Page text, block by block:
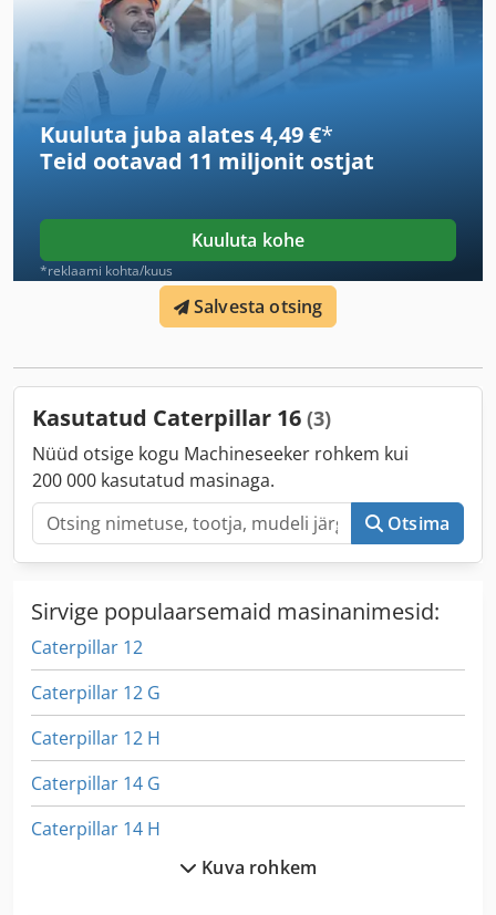
Kuuluta juba alates 4,49 €*
Teid ootavad 11 miljonit ostjat
Kuuluta kohe
*reklaami kohta/kuus
Salvesta otsing
Kasutatud Caterpillar 16 (3)
Nüüd otsige kogu Machineseeker rohkem kui
200 000 kasutatud masinaga.
Otsima
Sirvige populaarsemaid masinanimesid:
Caterpillar 12
Caterpillar 12 G
Caterpillar 12 H
Caterpillar 14 G
Caterpillar 14 H
Kuva rohkem